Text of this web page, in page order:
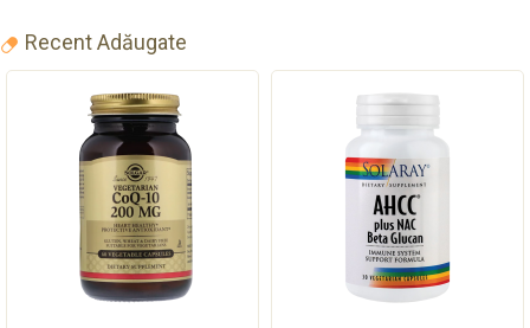
Recent Adăugate